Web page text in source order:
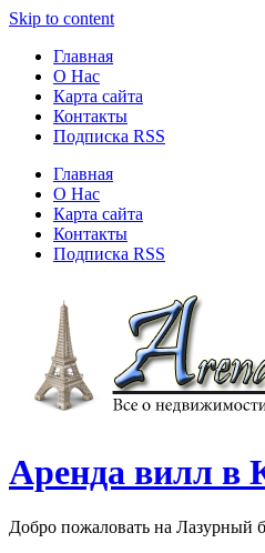
Skip to content
Главная
О Нас
Карта сайта
Контакты
Подписка RSS
Главная
О Нас
Карта сайта
Контакты
Подписка RSS
Аренда вилл в
Добро пожаловать на Лазурный